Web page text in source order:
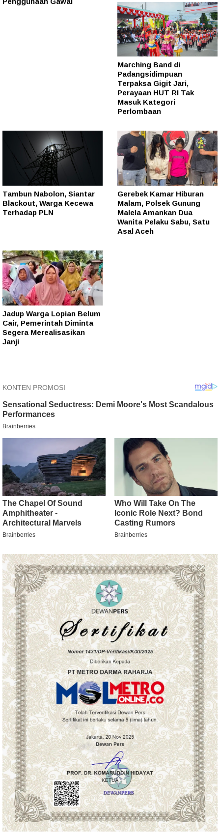
Marching Band di
Padangsidimpuan
Terpaksa Gigit Jari,
Perayaan HUT RI Tak
Masuk Kategori
Perlombaan
Tambun Nabolon, Siantar
Blackout, Warga Kecewa
Terhadap PLN
Gerebek Kamar Hiburan
Malam, Polsek Gunung
Malela Amankan Dua
Wanita Pelaku Sabu, Satu
Asal Aceh
Jadup Warga Lopian Belum
Cair, Pemerintah Diminta
Segera Merealisasikan
Janji